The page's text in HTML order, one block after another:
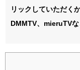
リックしていただく
DMMTV、mieruTVな